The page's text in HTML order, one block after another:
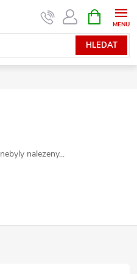
HLEDAT
NÁKUPNÍ
KOŠÍK
nebyly nalezeny...